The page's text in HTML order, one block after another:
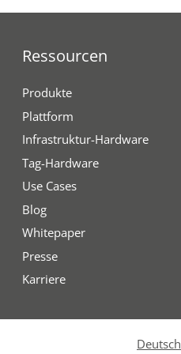
Ressourcen
Produkte
Plattform
Infrastruktur-Hardware
Tag-Hardware
Use Cases
Blog
Whitepaper
Presse
Karriere
Deutsch